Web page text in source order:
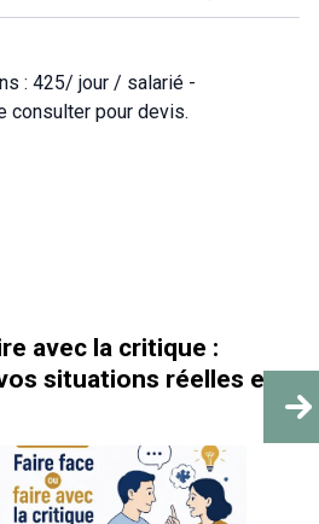
: 425/ jour / salarié -
consulter pour devis.
paillettes »